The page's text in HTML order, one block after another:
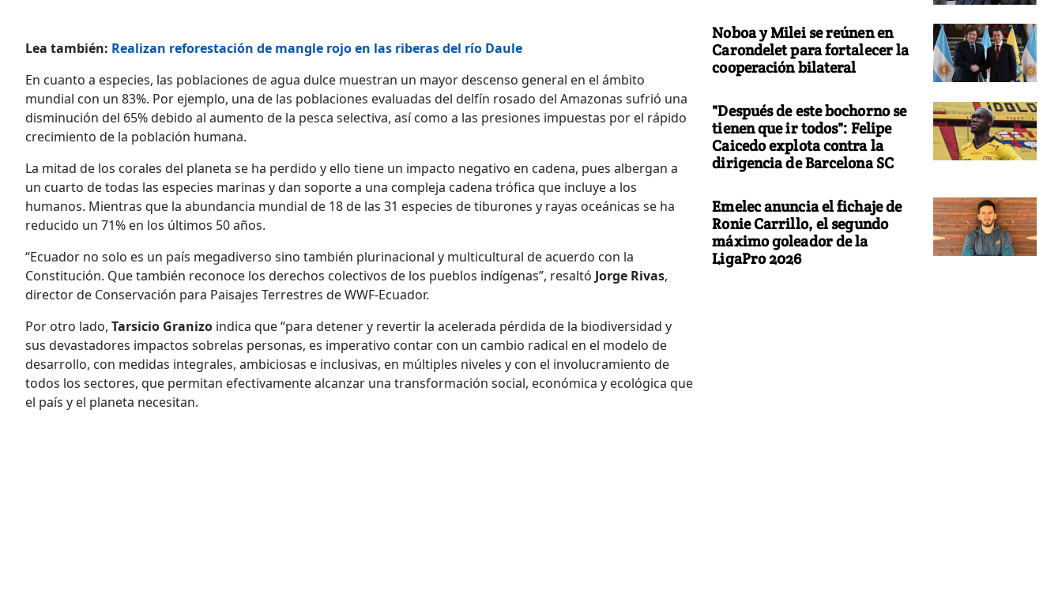
Lea también: Realizan reforestación de mangle rojo en las riberas del río Daule
En cuanto a especies, las poblaciones de agua dulce muestran un mayor descenso general en el ámbito
mundial con un 83%. Por ejemplo, una de las poblaciones evaluadas del delfín rosado del Amazonas sufrió una
disminución del 65% debido al aumento de la pesca selectiva, así como a las presiones impuestas por el rápido
crecimiento de la población humana.
La mitad de los corales del planeta se ha perdido y ello tiene un impacto negativo en cadena, pues albergan a
un cuarto de todas las especies marinas y dan soporte a una compleja cadena trófica que incluye a los
humanos. Mientras que la abundancia mundial de 18 de las 31 especies de tiburones y rayas oceánicas se ha
reducido un 71% en los últimos 50 años.
“Ecuador no solo es un país megadiverso sino también plurinacional y multicultural de acuerdo con la
Constitución. Que también reconoce los derechos colectivos de los pueblos indígenas”, resaltó Jorge Rivas,
director de Conservación para Paisajes Terrestres de WWF-Ecuador.
Por otro lado, Tarsicio Granizo indica que “para detener y revertir la acelerada pérdida de la biodiversidad y
sus devastadores impactos sobrelas personas, es imperativo contar con un cambio radical en el modelo de
desarrollo, con medidas integrales, ambiciosas e inclusivas, en múltiples niveles y con el involucramiento de
todos los sectores, que permitan efectivamente alcanzar una transformación social, económica y ecológica que
el país y el planeta necesitan.
Noboa y Milei se reúnen en
Carondelet para fortalecer la
cooperación bilateral
"Después de este bochorno se
tienen que ir todos": Felipe
Caicedo explota contra la
dirigencia de Barcelona SC
Emelec anuncia el fichaje de
Ronie Carrillo, el segundo
máximo goleador de la
LigaPro 2026